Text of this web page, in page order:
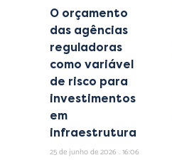
O orçamento
das agências
reguladoras
como variável
de risco para
investimentos
em
infraestrutura
25 de junho de 2026 16:06